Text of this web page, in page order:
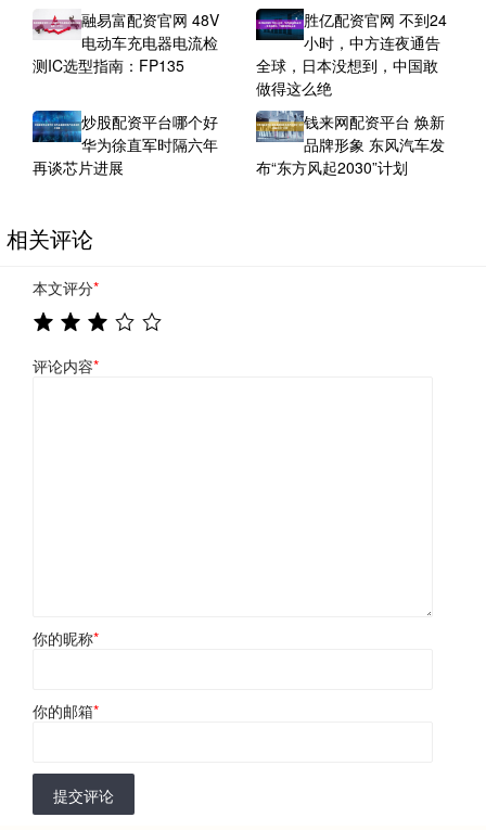
融易富配资官网 48V
电动车充电器电流检
测IC选型指南：FP135
胜亿配资官网 不到24
小时，中方连夜通告
全球，日本没想到，中国敢
做得这么绝
炒股配资平台哪个好
华为徐直军时隔六年
再谈芯片进展
钱来网配资平台 焕新
品牌形象 东风汽车发
布“东方风起2030”计划
相关评论
本文评分*
评论内容*
你的昵称*
你的邮箱*
提交评论